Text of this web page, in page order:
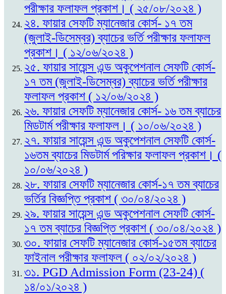
পরীক্ষার ফলাফল প্রকাশ। ( ২৫/০৮/২০২৪ )
২৪. ফায়ার সেফটি ম্যানেজার কোর্স- ১৭ তম
(জুলাই-ডিসেম্বর) ব্যাচের ভর্তি পরীক্ষার ফলাফল
প্রকাশ। ( ১২/০৬/২০২৪ )
২৫. ফায়ার সায়েন্স এন্ড অকুপেশনাল সেফটি কোর্স-
১৭ তম (জুলাই-ডিসেম্বর) ব্যাচের ভর্তি পরীক্ষার
ফলাফল প্রকাশ ( ১২/০৬/২০২৪ )
২৬. ফায়ার সেফটি ম্যানেজার কোর্স- ১৬ তম ব্যাচের
মিডটার্ম পরীক্ষার ফলাফল। ( ১০/০৬/২০২৪ )
২৭. ফায়ার সায়েন্স এন্ড অকুপেশনাল সেফটি কোর্স-
১৬তম ব্যাচের মিডটার্ম পরিক্ষার ফলাফল প্রকাশ। (
১০/০৬/২০২৪ )
২৮. ফায়ার সেফটি ম্যানেজার কোর্স-১৭ তম ব্যাচের
ভর্তির বিজ্ঞপ্তি প্রকাশ ( ৩০/০৪/২০২৪ )
২৯. ফায়ার সায়েন্স এন্ড অকুপেশনাল সেফটি কোর্স-
১৭ তম ব্যাচের বিজ্ঞপ্তি প্রকাশ ( ৩০/০৪/২০২৪ )
৩০. ফায়ার সেফটি ম্যানেজার কোর্স-১৫তম ব্যাচের
ফাইনাল পরীক্ষার ফলাফল ( ০২/০২/২০২৪ )
৩১. PGD Admission Form (23-24) (
১৪/০১/২০২৪ )